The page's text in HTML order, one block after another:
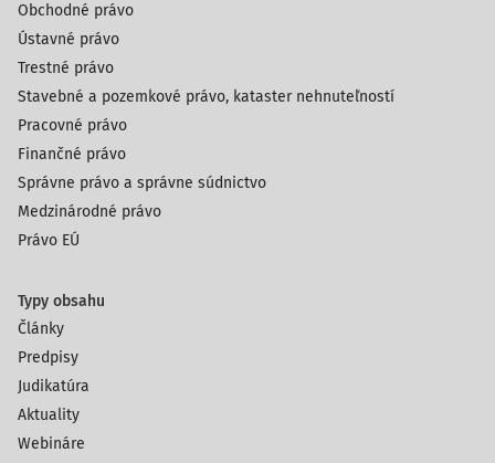
Obchodné právo
Ústavné právo
Trestné právo
Stavebné a pozemkové právo, kataster nehnuteľností
Pracovné právo
Finančné právo
Správne právo a správne súdnictvo
Medzinárodné právo
Právo EÚ
Typy obsahu
Články
Predpisy
Judikatúra
Aktuality
Webináre